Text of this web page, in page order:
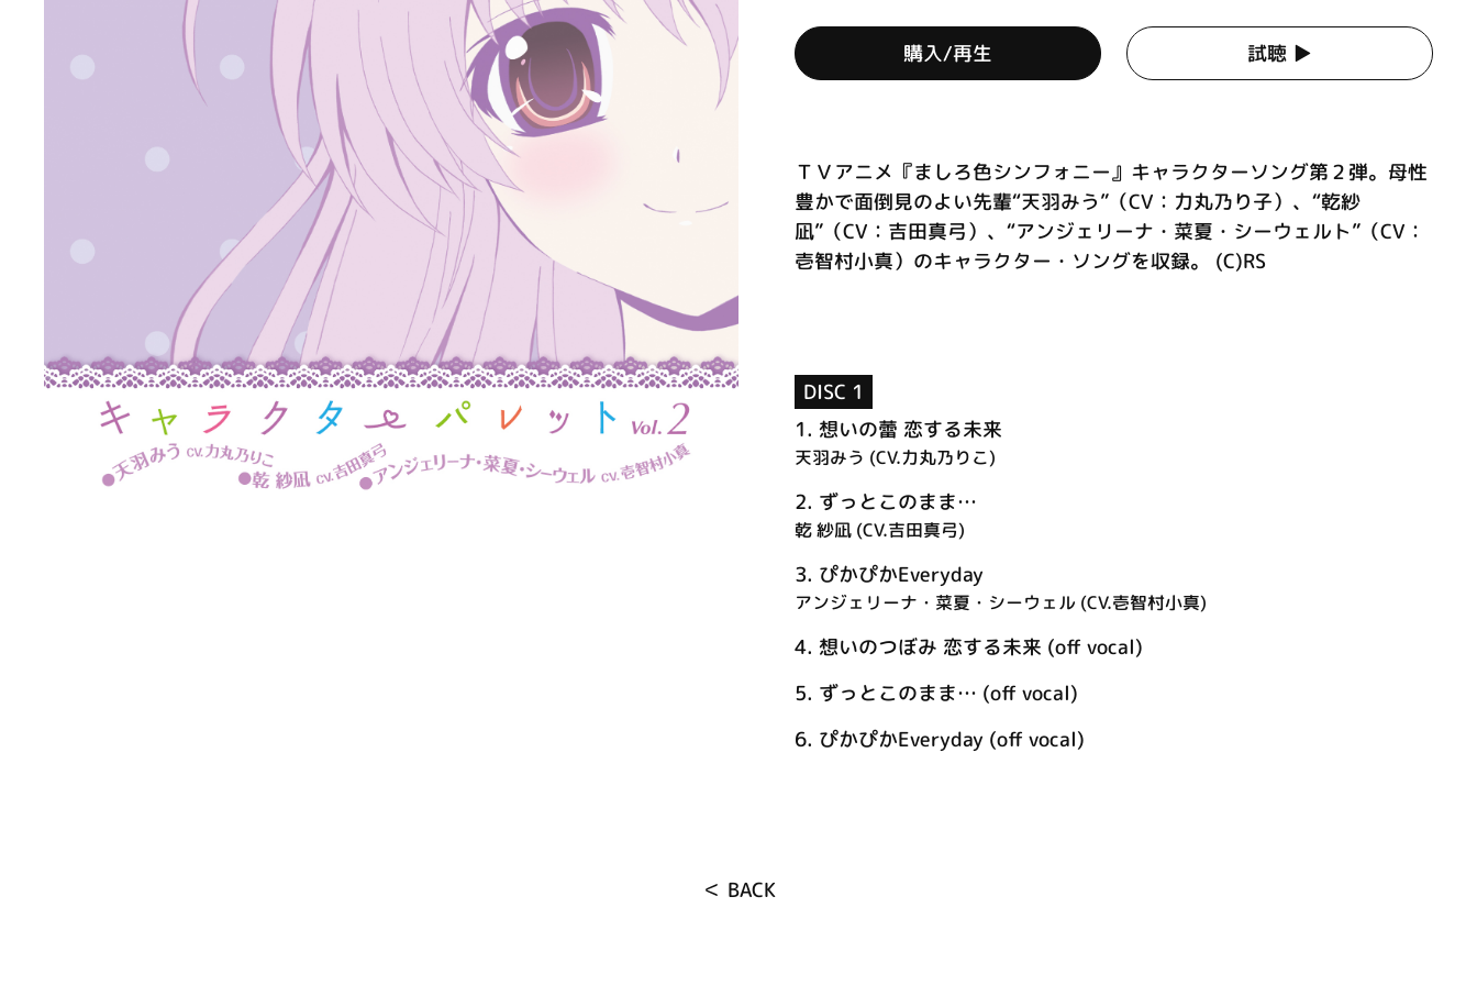
購入/再生 試聴 ▶︎
ＴＶアニメ『ましろ色シンフォニー』キャラクターソング第２弾。母性
豊かで面倒見のよい先輩“天羽みう”（CV：力丸乃り子）、“乾紗
凪”（CV：吉田真弓）、“アンジェリーナ・菜夏・シーウェルト”（CV：
壱智村小真）のキャラクター・ソングを収録。 (C)RS
DISC 1
1. 想いの蕾 恋する未来
天羽みう (CV.力丸乃りこ)
2. ずっとこのまま…
乾 紗凪 (CV.吉田真弓)
3. ぴかぴかEveryday
アンジェリーナ・菜夏・シーウェル (CV.壱智村小真)
4. 想いのつぼみ 恋する未来 (off vocal)
5. ずっとこのまま… (off vocal)
6. ぴかぴかEveryday (off vocal)
＜ BACK